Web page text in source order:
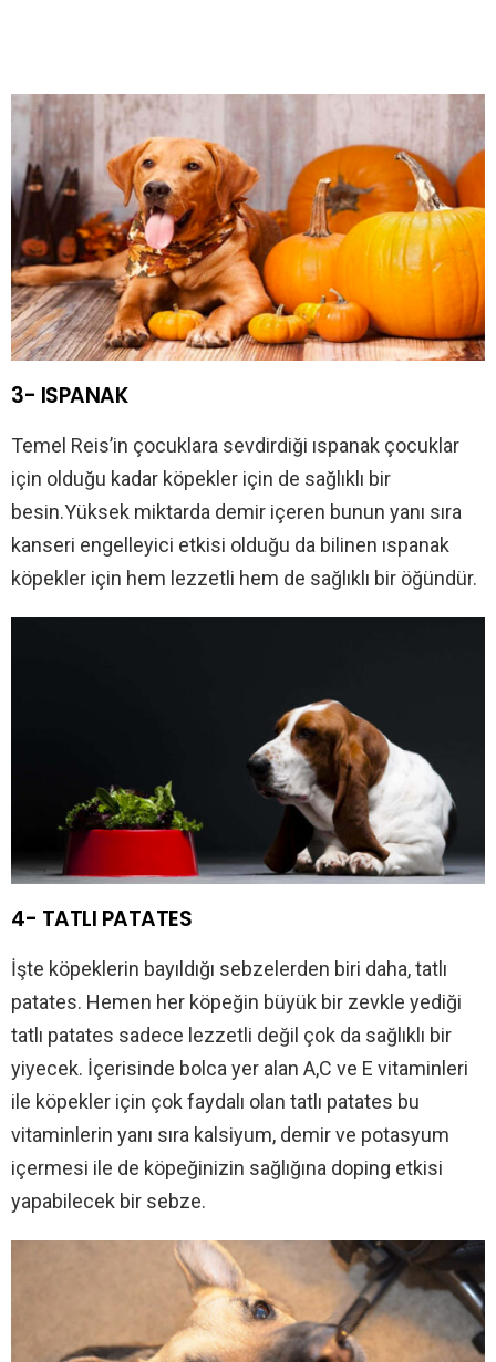
3- ISPANAK
Temel Reis’in çocuklara sevdirdiği ıspanak çocuklar
için olduğu kadar köpekler için de sağlıklı bir
besin.Yüksek miktarda demir içeren bunun yanı sıra
kanseri engelleyici etkisi olduğu da bilinen ıspanak
köpekler için hem lezzetli hem de sağlıklı bir öğündür.
4- TATLI PATATES
İşte köpeklerin bayıldığı sebzelerden biri daha, tatlı
patates. Hemen her köpeğin büyük bir zevkle yediği
tatlı patates sadece lezzetli değil çok da sağlıklı bir
yiyecek. İçerisinde bolca yer alan A,C ve E vitaminleri
ile köpekler için çok faydalı olan tatlı patates bu
vitaminlerin yanı sıra kalsiyum, demir ve potasyum
içermesi ile de köpeğinizin sağlığına doping etkisi
yapabilecek bir sebze.